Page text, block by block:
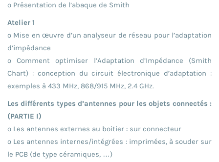
o Présentation de l’abaque de Smith
Atelier 1
o Mise en œuvre d’un analyseur de réseau pour l’adaptation
d’impédance
o Comment optimiser l’Adaptation d’Impédance (Smith
Chart) : conception du circuit électronique d’adaptation :
exemples à 433 MHz, 868/915 MHz, 2.4 GHz.
Les différents types d’antennes pour les objets connectés :
(PARTIE I)
o Les antennes externes au boitier : sur connecteur
o Les antennes internes/intégrées : imprimées, à souder sur
le PCB (de type céramiques, …)